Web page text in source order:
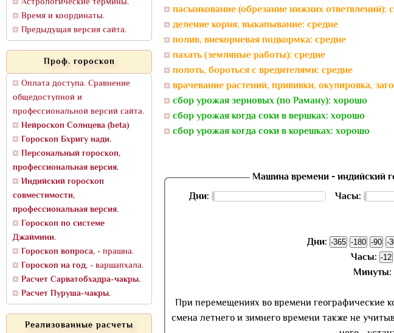
Время и координаты.
Предыдущая версия сайта.
Проф. гороскоп
Оплата доступа. Сравнение
общедоступной и
профессиональной версий сайта.
Нейроскоп Солнцева (beta)
Гороскоп Бхригу нади.
Персональный гороскоп,
профессиональная версия.
Индийский гороскоп
совместимости,
профессиональная версия.
Гороскоп по системе
Джаймини.
Гороскоп вопроса, - прашна.
Гороскоп на год, - варшапхала.
Расчет Сарватобхадра-чакры.
Расчет Пуруша-чакры.
Реализованные расчеты
пасынкование (обрезание нижних ответвлений):
деление корня, выкапывание: средне
полив, внекорневая подкормка: средне
пахать (земляные работы): средне
полоть, бороться с вредителями: средне
врачевание растений, прививки, окулировка,
сбор урожая зерновых (по Раману): хорошо
сбор урожая когда соки в вершках: хорошо
сбор урожая когда соки в корешках: хорошо
Машина времени - индийский
Дни:
Часы:
Дни:
Часы:
Минуты:
При перемещениях во времени географические
смена летнего и зимнего времени также не